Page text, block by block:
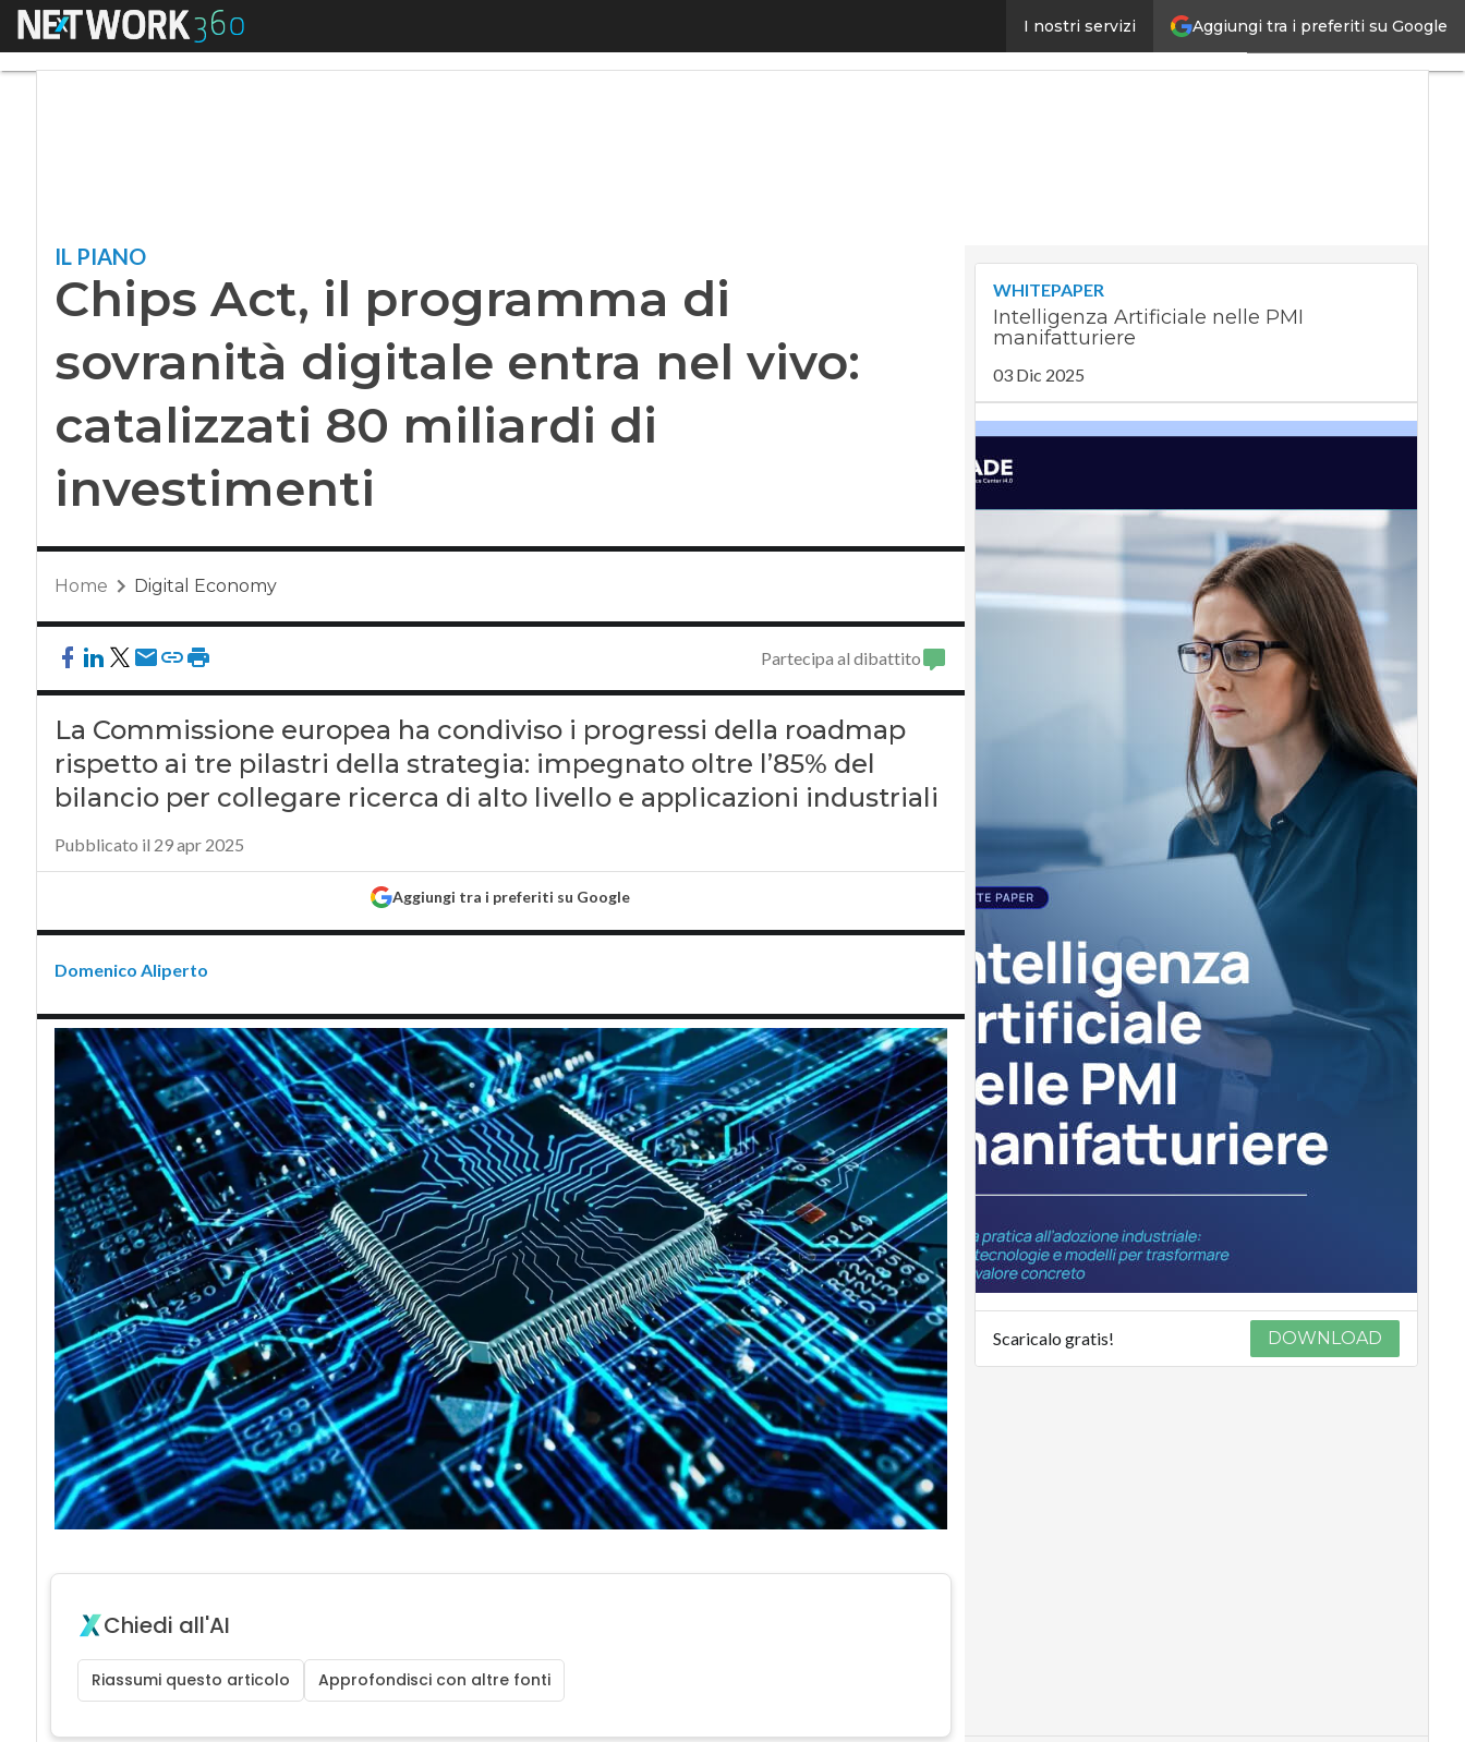
Aggiungi tra i preferiti su Google
I nostri servizi
Menu Chips Act, il programma di sovranità digitale entra nel vivo: catalizzati 80 miliardi di investimentiUltimi
articoli
Digitale
economy
Videointerviste
Le
Privacy
IL PIANO
Chips Act, il programma di
sovranità digitale entra nel vivo:
catalizzati 80 miliardi di
investimenti
Home Digital Economy
Partecipa al dibattito
La Commissione europea ha condiviso i progressi della roadmap
rispetto ai tre pilastri della strategia: impegnato oltre l’85% del
bilancio per collegare ricerca di alto livello e applicazioni industriali
Pubblicato il 29 apr 2025
Aggiungi tra i preferiti su Google
Domenico Aliperto
Chiedi all'AI
Riassumi questo articolo Approfondisci con altre fonti
WHITEPAPER
Intelligenza Artificiale nelle PMI
manifatturiere
03 Dic 2025
Scaricalo gratis! DOWNLOAD